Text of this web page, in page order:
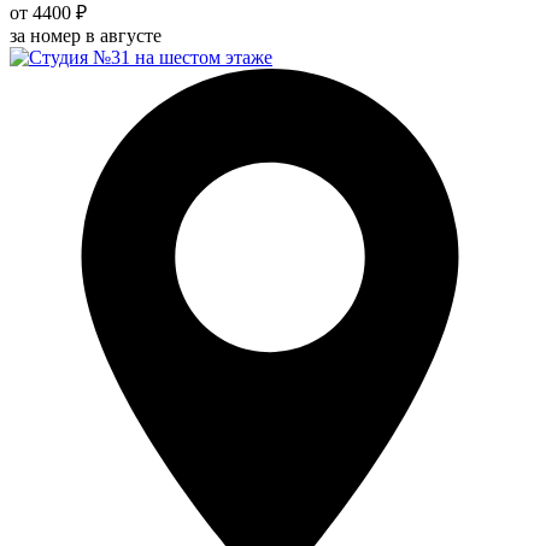
от 4400 ₽
за номер в августе